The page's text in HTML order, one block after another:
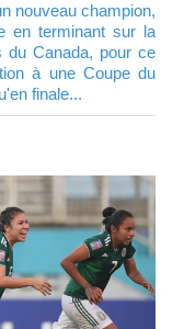
nouveau champion,
en terminant sur la
du Canada, pour ce
à une Coupe du
finale...